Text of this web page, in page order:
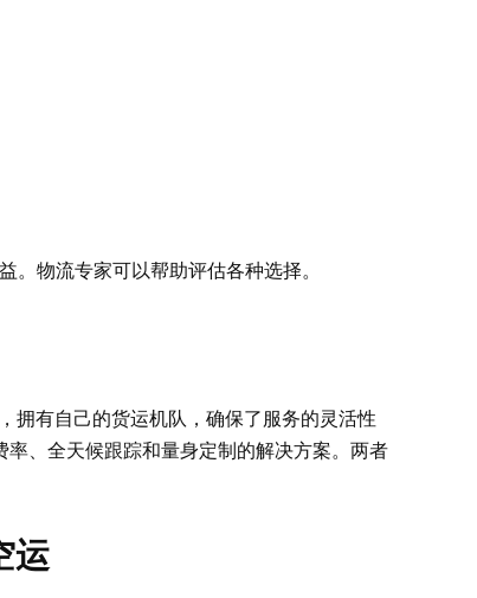
。物流专家可以帮助评估各种选择。
拥有自己的货运机队，确保了服务的灵活性
、全天候跟踪和量身定制的解决方案。两者
运